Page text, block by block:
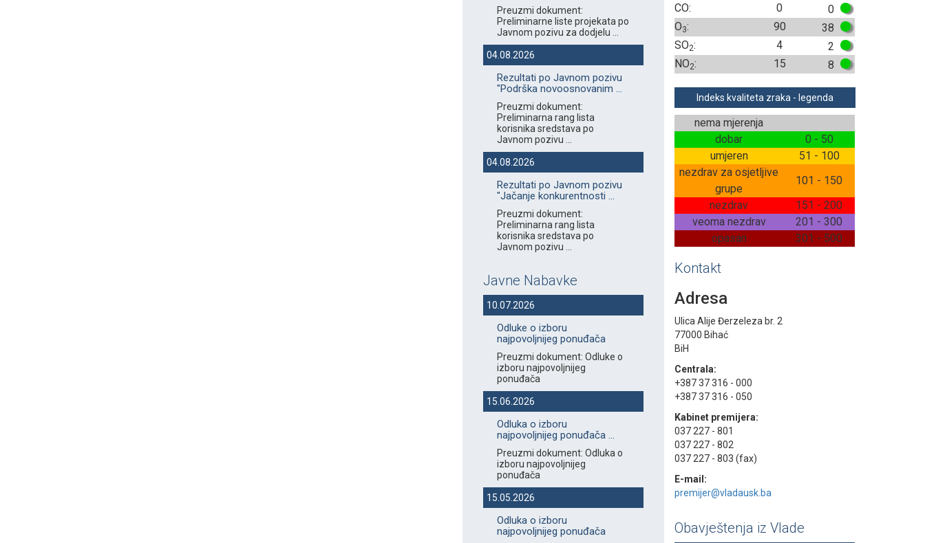
Preuzmi dokument:
Preliminarne liste projekata po
Javnom pozivu za dodjelu ...
04.08.2026
Rezultati po Javnom pozivu
"Podrška novoosnovanim ...
Preuzmi dokument:
Preliminarna rang lista
korisnika sredstava po
Javnom pozivu ...
04.08.2026
Rezultati po Javnom pozivu
"Jačanje konkurentnosti ...
Preuzmi dokument:
Preliminarna rang lista
korisnika sredstava po
Javnom pozivu ...
Javne Nabavke
10.07.2026
Odluke o izboru
najpovoljnijeg ponuđača
Preuzmi dokument: Odluke o
izboru najpovoljnijeg
ponuđača
15.06.2026
Odluka o izboru
najpovoljnijeg ponuđača ...
Preuzmi dokument: Odluka o
izboru najpovoljnijeg
ponuđača
15.05.2026
Odluka o izboru
najpovoljnijeg ponuđača
CO:
0
0
O3: 90
38
SO2: 4
2
NO2: 15 8
Indeks kvaliteta zraka - legenda
nema mjerenja
dobar
0 - 50
umjeren
51 - 100
nezdrav za osjetljive
grupe
101 - 150
nezdrav
151 - 200
veoma nezdrav
201 - 300
opasan
301 - 500
Kontakt
Adresa
Ulica Alije Đerzeleza br. 2
77000 Bihać
BiH
Centrala:
+387 37 316 - 000
+387 37 316 - 050
Kabinet premijera:
037 227 - 801
037 227 - 802
037 227 - 803 (fax)
E-mail:
premijer@vladausk.ba
Obavještenja iz Vlade